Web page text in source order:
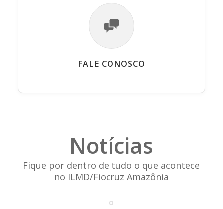
FALE CONOSCO
Notícias
Fique por dentro de tudo o que acontece
no ILMD/Fiocruz Amazônia